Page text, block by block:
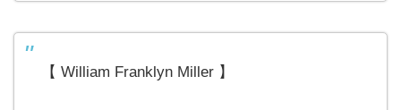
【 William Franklyn Miller 】